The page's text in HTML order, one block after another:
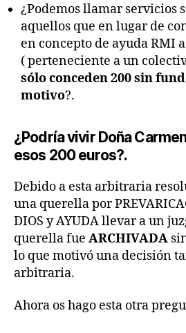
¿Podemos llamar servicios
aquellos que en lugar de
en concepto de ayuda RMI
( perteneciente a un
sólo conceden 200 sin
motivo?.
¿Podría vivir Doña
esos 200 euros?.
Debido a esta arbitraria
una querella por
DIOS y AYUDA llevar a un
querella fue ARCHIVADA
lo que motivó una decisión
arbitraria.
Ahora os hago esta otra